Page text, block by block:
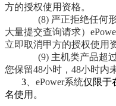
方的授权使用资格。
(8) 严正拒绝任何
大量提交查询请求）
立即取消甲方的授权使用
(9) 主机类产品超
您保留48小时，48小时内
3 、ePower系统仅限于
名使用。